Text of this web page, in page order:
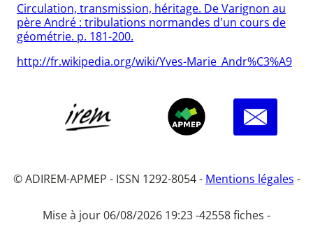
Circulation, transmission, héritage. De Varignon au
père André : tribulations normandes d'un cours de
géométrie. p. 181-200.
http://fr.wikipedia.org/wiki/Yves-Marie_Andr%C3%A9
© ADIREM-APMEP - ISSN 1292-8054 - Mentions légales -
Mise à jour 06/08/2026 19:23 -42558 fiches -